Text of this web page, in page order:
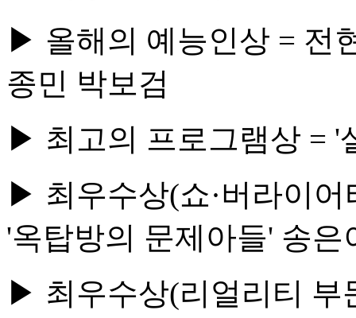
▶ 올해의 예능인상 = 전
종민 박보검
▶ 최고의 프로그램상 = '
▶ 최우수상(쇼·버라이어
'옥탑방의 문제아들' 송은
▶ 최우수상(리얼리티 부